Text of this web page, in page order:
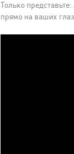
Только
прямо на ваших